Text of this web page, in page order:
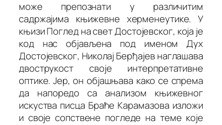
може препознати у различитим
садржајима књижевне херменеутике. У
књизиПоглед на свет Достојевског, која је
код нас објављена под именомДух
Достојевског, Николај Берђајев наглашава
двострукост своје интерпретативне
оптике. Јер, он објашњава како се спрема
да напоредо са анализом књижевног
искуства писца Браће Карамазова изложи
и своје сопствене погледе на теме које